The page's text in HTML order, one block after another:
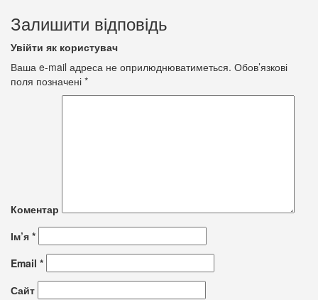
Залишити відповідь
Увійти як користувач
Ваша e-mail адреса не оприлюднюватиметься. Обов’язкові
поля позначені *
Коментар
Ім’я *
Email *
Сайт